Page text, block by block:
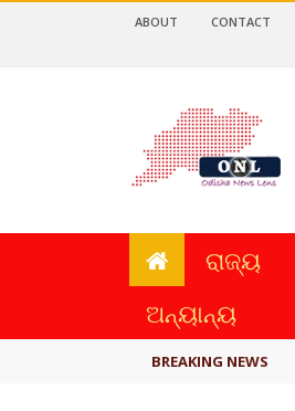
ABOUT CONTACT
ରାଜ୍ୟ
ଅନ୍ୟାନ୍ୟ
BREAKING NEWS